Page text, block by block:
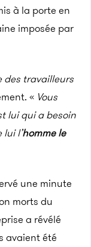
à la porte en
imposée par
des travailleurs
« Vous
lui qui a besoin
l’homme le
une minute
morts du
a révélé
avaient été